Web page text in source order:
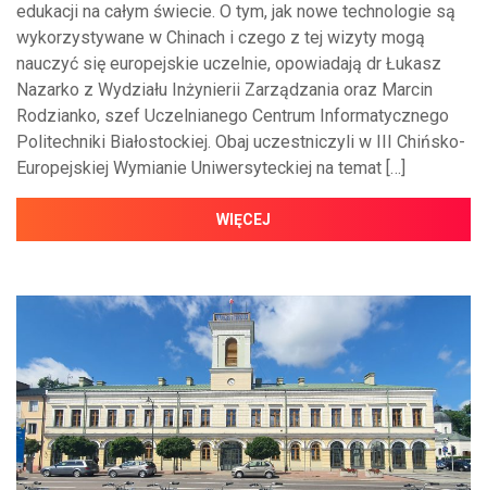
edukacji na całym świecie. O tym, jak nowe technologie są
wykorzystywane w Chinach i czego z tej wizyty mogą
nauczyć się europejskie uczelnie, opowiadają dr Łukasz
Nazarko z Wydziału Inżynierii Zarządzania oraz Marcin
Rodzianko, szef Uczelnianego Centrum Informatycznego
Politechniki Białostockiej. Obaj uczestniczyli w III Chińsko-
Europejskiej Wymianie Uniwersyteckiej na temat […]
WIĘCEJ